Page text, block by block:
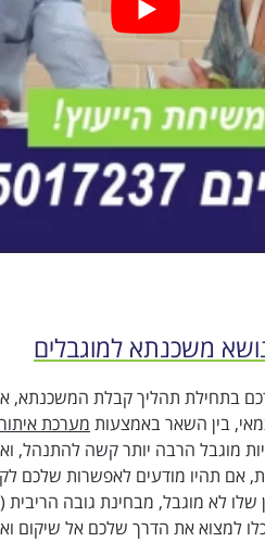
משכנתא למוגבלים
בתחילת תהליך קבלת המשכנתא,
בין השאר באמצעות מערכת
מוגבל הרבה יותר קשה להתנהל,
אם תהיו מודעים לאפשרות שלכם
לא מוגבל, מבחינת גובה
למצוא את הדרך שלכם אל שיקום